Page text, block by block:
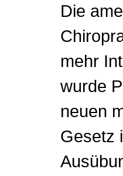
Die
mehr
wurde
neuen
Gesetz